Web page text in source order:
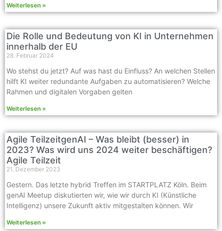
Weiterlesen »
Die Rolle und Bedeutung von KI in Unternehmen
innerhalb der EU
28. Februar 2024
Wo stehst du jetzt? Auf was hast du Einfluss? An welchen Stellen
hilft KI weiter redundante Aufgaben zu automatisieren? Welche
Rahmen und digitalen Vorgaben gelten
Weiterlesen »
Agile TeilzeitgenAI – Was bleibt (besser) in
2023? Was wird uns 2024 weiter beschäftigen?
Agile Teilzeit
21. Dezember 2023
Gestern. Das letzte hybrid Treffen im STARTPLATZ Köln. Beim
genAI Meetup diskutierten wir, wie wir durch KI (Künstliche
Intelligenz) unsere Zukunft aktiv mitgestalten können. Wir
Weiterlesen »